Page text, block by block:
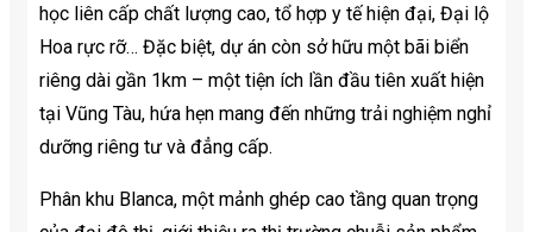
học liên cấp chất lượng cao, tổ hợp y tế hiện đại, Đại lộ
Hoa rực rỡ… Đặc biệt, dự án còn sở hữu một bãi biển
riêng dài gần 1km – một tiện ích lần đầu tiên xuất hiện
tại Vũng Tàu, hứa hẹn mang đến những trải nghiệm nghỉ
dưỡng riêng tư và đẳng cấp.
Phân khu Blanca, một mảnh ghép cao tầng quan trọng